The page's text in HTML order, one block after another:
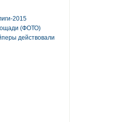
2015
(ФОТО)
действовали